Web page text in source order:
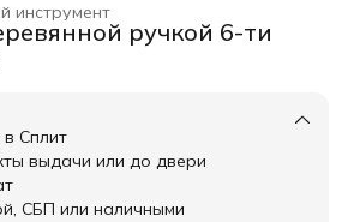
инструмент
ручкой 6-ти
Сплит
выдачи или до двери
СБП или наличными